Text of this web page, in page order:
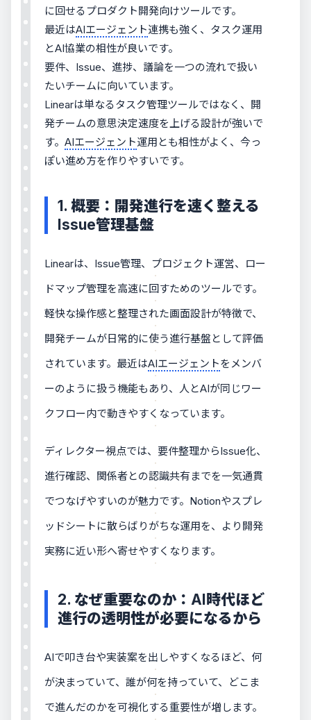
に回せるプロダクト開発向けツールです。
最近はAIエージェント連携も強く、タスク運用
とAI協業の相性が良いです。
要件、Issue、進捗、議論を一つの流れで扱い
たいチームに向いています。
Linearは単なるタスク管理ツールではなく、開
発チームの意思決定速度を上げる設計が強いで
す。 AIエージェント運用とも相性がよく、今っ
ぽい進め方を作りやすいです。
1. 概要：開発進行を速く整える
Issue管理基盤
Linearは、Issue管理、プロジェクト運営、ロー
ドマップ管理を高速に回すためのツールです。
軽快な操作感と整理された画面設計が特徴で、
開発チームが日常的に使う進行基盤として評価
されています。最近はAIエージェントをメンバ
ーのように扱う機能もあり、人とAIが同じワー
クフロー内で動きやすくなっています。
ディレクター視点では、要件整理からIssue化、
進行確認、関係者との認識共有までを一気通貫
でつなげやすいのが魅力です。Notionやスプレ
ッドシートに散らばりがちな運用を、より開発
実務に近い形へ寄せやすくなります。
2. なぜ重要なのか：AI時代ほど
進行の透明性が必要になるから
AIで叩き台や実装案を出しやすくなるほど、何
が決まっていて、誰が何を持っていて、どこま
で進んだのかを可視化する重要性が増します。